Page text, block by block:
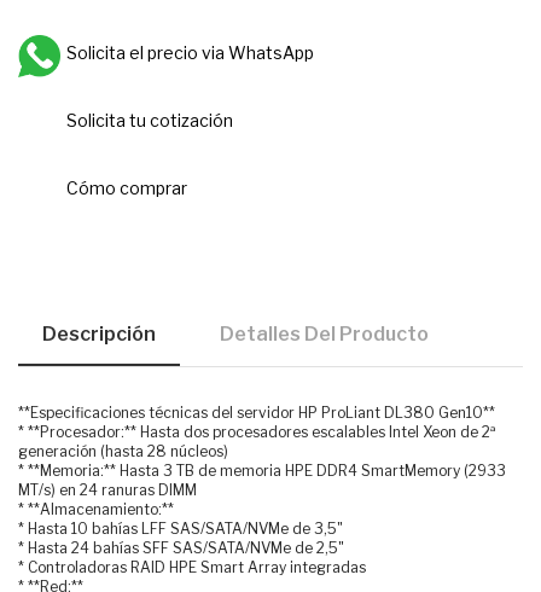
Solicita el precio via WhatsApp
Solicita tu cotización
Cómo comprar
Descripción Detalles Del Producto
**Especificaciones técnicas del servidor HP ProLiant DL380 Gen10**
* **Procesador:** Hasta dos procesadores escalables Intel Xeon de 2ª
generación (hasta 28 núcleos)
* **Memoria:** Hasta 3 TB de memoria HPE DDR4 SmartMemory (2933
MT/s) en 24 ranuras DIMM
* **Almacenamiento:**
* Hasta 10 bahías LFF SAS/SATA/NVMe de 3,5"
* Hasta 24 bahías SFF SAS/SATA/NVMe de 2,5"
* Controladoras RAID HPE Smart Array integradas
* **Red:**